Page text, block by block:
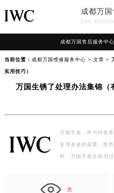
成都万
IWC
成都万国售后服务中
当前位置： 成都万国维修服务中心 > 文章 >
实用技巧）
万国生锈了处理办法集锦（
万国手表，作为钟表
全球表迷的喜爱。然
样，万国手表在使用
次